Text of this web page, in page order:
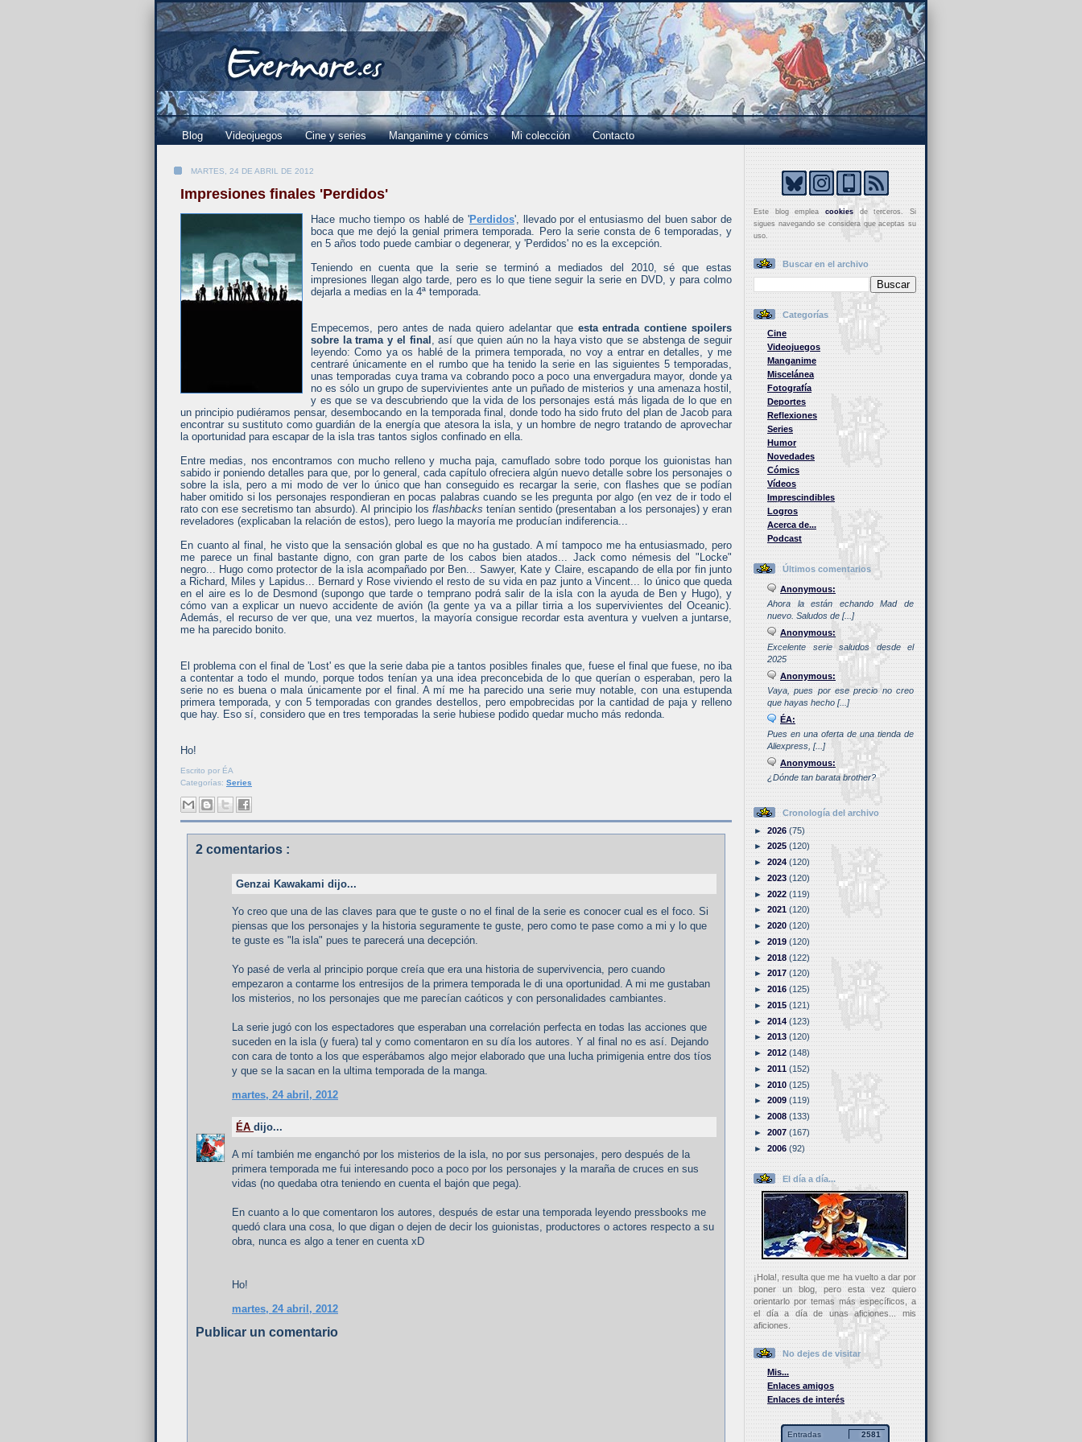
Blog Videojuegos Cine y series Manganime y cómics Mi colección Contacto
MARTES, 24 DE ABRIL DE 2012
Impresiones finales 'Perdidos'
Hace mucho tiempo os hablé de 'Perdidos', llevado por el entusiasmo del buen sabor de
boca que me dejó la genial primera temporada. Pero la serie consta de 6 temporadas, y
en 5 años todo puede cambiar o degenerar, y 'Perdidos' no es la excepción.
Teniendo en cuenta que la serie se terminó a mediados del 2010, sé que estas
impresiones llegan algo tarde, pero es lo que tiene seguir la serie en DVD, y para colmo
dejarla a medias en la 4ª temporada.
Empecemos, pero antes de nada quiero adelantar que esta entrada contiene spoilers
sobre la trama y el final , así que quien aún no la haya visto que se abstenga de seguir
leyendo: Como ya os hablé de la primera temporada, no voy a entrar en detalles, y me
centraré únicamente en el rumbo que ha tenido la serie en las siguientes 5 temporadas,
unas temporadas cuya trama va cobrando poco a poco una envergadura mayor, donde ya
no es sólo un grupo de supervivientes ante un puñado de misterios y una amenaza hostil,
y es que se va descubriendo que la vida de los personajes está más ligada de lo que en
un principio pudiéramos pensar, desembocando en la temporada final, donde todo ha sido fruto del plan de Jacob para
encontrar su sustituto como guardián de la energía que atesora la isla, y un hombre de negro tratando de aprovechar
la oportunidad para escapar de la isla tras tantos siglos confinado en ella.
Entre medias, nos encontramos con mucho relleno y mucha paja, camuflado sobre todo porque los guionistas han
sabido ir poniendo detalles para que, por lo general, cada capítulo ofreciera algún nuevo detalle sobre los personajes o
sobre la isla, pero a mi modo de ver lo único que han conseguido es recargar la serie, con flashes que se podían
haber omitido si los personajes respondieran en pocas palabras cuando se les pregunta por algo (en vez de ir todo el
rato con ese secretismo tan absurdo). Al principio losflashbacks tenían sentido (presentaban a los personajes) y eran
reveladores (explicaban la relación de estos), pero luego la mayoría me producían indiferencia...
En cuanto al final, he visto que la sensación global es que no ha gustado. A mí tampoco me ha entusiasmado, pero
me parece un final bastante digno, con gran parte de los cabos bien atados... Jack como némesis del "Locke"
negro... Hugo como protector de la isla acompañado por Ben... Sawyer, Kate y Claire, escapando de ella por fin junto
a Richard, Miles y Lapidus... Bernard y Rose viviendo el resto de su vida en paz junto a Vincent... lo único que queda
en el aire es lo de Desmond (supongo que tarde o temprano podrá salir de la isla con la ayuda de Ben y Hugo), y
cómo van a explicar un nuevo accidente de avión (la gente ya va a pillar tirria a los supervivientes del Oceanic).
Además, el recurso de ver que, una vez muertos, la mayoría consigue recordar esta aventura y vuelven a juntarse,
me ha parecido bonito.
El problema con el final de 'Lost' es que la serie daba pie a tantos posibles finales que, fuese el final que fuese, no iba
a contentar a todo el mundo, porque todos tenían ya una idea preconcebida de lo que querían o esperaban, pero la
serie no es buena o mala únicamente por el final. A mí me ha parecido una serie muy notable, con una estupenda
primera temporada, y con 5 temporadas con grandes destellos, pero empobrecidas por la cantidad de paja y relleno
que hay. Eso sí, considero que en tres temporadas la serie hubiese podido quedar mucho más redonda.
Ho!
Escrito por ÉA
Categorías: Series
2 comentarios :
Genzai Kawakami dijo...
Yo creo que una de las claves para que te guste o no el final de la serie es conocer cual es el foco. Si
piensas que los personajes y la historia seguramente te guste, pero como te pase como a mi y lo que
te guste es "la isla" pues te parecerá una decepción.
Yo pasé de verla al principio porque creía que era una historia de supervivencia, pero cuando
empezaron a contarme los entresijos de la primera temporada le di una oportunidad. A mi me gustaban
los misterios, no los personajes que me parecían caóticos y con personalidades cambiantes.
La serie jugó con los espectadores que esperaban una correlación perfecta en todas las acciones que
suceden en la isla (y fuera) tal y como comentaron en su día los autores. Y al final no es así. Dejando
con cara de tonto a los que esperábamos algo mejor elaborado que una lucha primigenia entre dos tíos
y que se la sacan en la ultima temporada de la manga.
martes, 24 abril, 2012
ÉA dijo...
A mí también me enganchó por los misterios de la isla, no por sus personajes, pero después de la
primera temporada me fui interesando poco a poco por los personajes y la maraña de cruces en sus
vidas (no quedaba otra teniendo en cuenta el bajón que pega).
En cuanto a lo que comentaron los autores, después de estar una temporada leyendo pressbooks me
quedó clara una cosa, lo que digan o dejen de decir los guionistas, productores o actores respecto a su
obra, nunca es algo a tener en cuenta xD
Ho!
martes, 24 abril, 2012
Publicar un comentario
Este blog empleacookies de terceros. Si
sigues navegando se considera que aceptas su
uso.
Buscar en el archivo
Categorías
Cine
Videojuegos
Manganime
Miscelánea
Fotografía
Deportes
Reflexiones
Series
Humor
Novedades
Cómics
Vídeos
Imprescindibles
Logros
Acerca de...
Podcast
Últimos comentarios
Anonymous:
Ahora la están echando Mad de
nuevo. Saludos de [...]
Anonymous:
Excelente serie saludos desde el
2025
Anonymous:
Vaya, pues por ese precio no creo
que hayas hecho [...]
ÉA:
Pues en una oferta de una tienda de
Aliexpress, [...]
Anonymous:
¿Dónde tan barata brother?
Cronología del archivo
►2026(75)
►2025(120)
►2024(120)
►2023(120)
►2022(119)
►2021(120)
►2020(120)
►2019(120)
►2018(122)
►2017(120)
►2016(125)
►2015(121)
►2014(123)
►2013(120)
►2012(148)
►2011(152)
►2010(125)
►2009(119)
►2008(133)
►2007(167)
►2006(92)
El día a día...
¡Hola!, resulta que me ha vuelto a dar por
poner un blog, pero esta vez quiero
orientarlo por temas más específicos, a
el día a día de unas aficiones... mis
aficiones.
No dejes de visitar
Mis...
Enlaces amigos
Enlaces de interés
Entradas
2581